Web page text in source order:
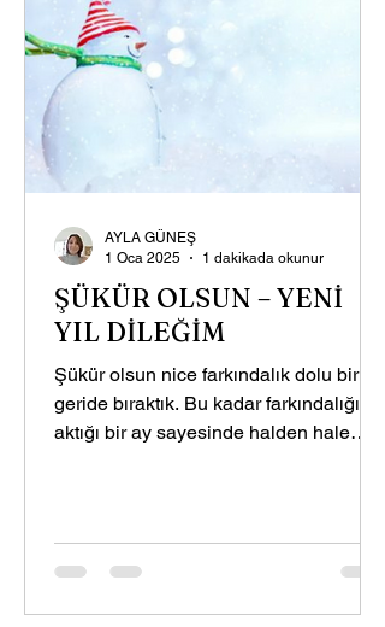
ŞÜKÜR OLSUN – YENİ
YIL DİLEĞİM
Şükür olsun nice farkındalık dolu bir yılı
geride bıraktık. Bu kadar farkındalığın
aktığı bir ay sayesinde halden hale
AYLA GÜNEŞ
1 Oca 2025
1 dakikada okunur